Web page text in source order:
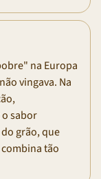
na Europa
vingava. Na
sabor
grão, que
tão